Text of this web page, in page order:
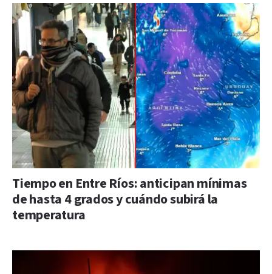
Tiempo en Entre Ríos: anticipan mínimas
de hasta 4 grados y cuándo subirá la
temperatura